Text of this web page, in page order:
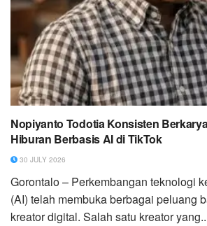
Nopiyanto Todotia Konsisten
Hiburan Berbasis AI di TikTok
30 JULY 2026
Gorontalo – Perkembangan teknologi
(AI) telah membuka berbagai peluang
kreator digital. Salah satu kreator